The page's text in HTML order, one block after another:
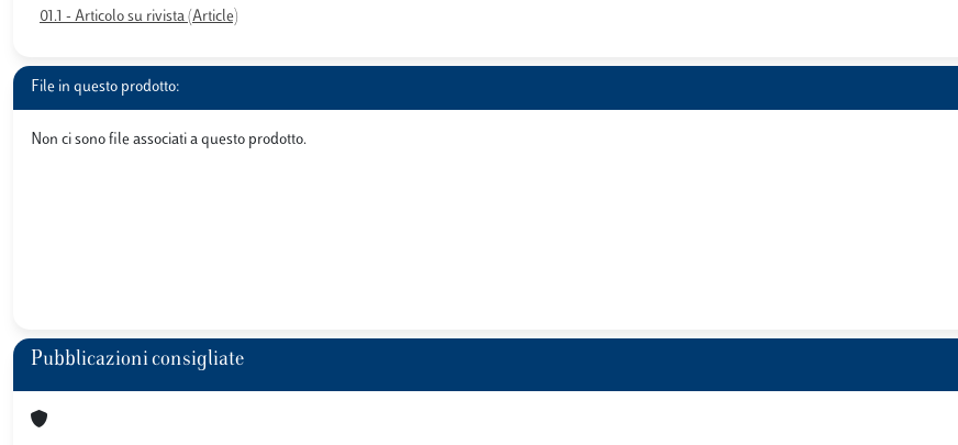
01.1 - Articolo su rivista (Article)
File in questo prodotto:
Non ci sono file associati a questo prodotto.
Pubblicazioni consigliate